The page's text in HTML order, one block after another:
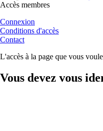
Accès membres
Connexion
Conditions d'accès
Contact
L'accès à la page que vous
Vous devez vous